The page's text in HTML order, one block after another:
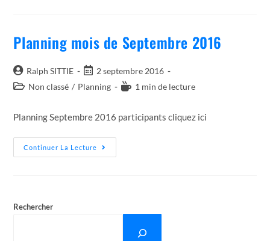
Planning mois de Septembre 2016
Auteur/autrice
de
Ralph SITTIE
Post
published:
2 septembre 2016
PostNon classé / Planning
Temps1 min de lecture
Planning Septembre 2016 participants cliquez ici
Continuer La Lecture
Planning
Mois
Rechercher